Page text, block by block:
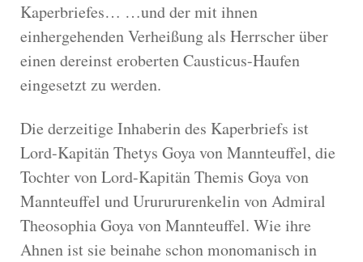
Kaperbriefes… …und der mit ihnen
einhergehenden Verheißung als Herrscher über
einen dereinst eroberten Causticus-Haufen
eingesetzt zu werden.
Die derzeitige Inhaberin des Kaperbriefs ist
Lord-Kapitän Thetys Goya von Mannteuffel, die
Tochter von Lord-Kapitän Themis Goya von
Mannteuffel und Ururururenkelin von Admiral
Theosophia Goya von Mannteuffel. Wie ihre
Ahnen ist sie beinahe schon monomanisch in